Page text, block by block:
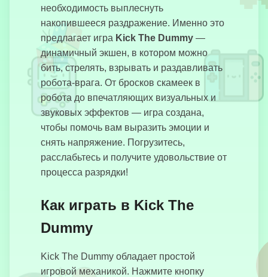
Защита
Короны
Стикмен
Паркур
Corruptbox 3
x Sprunki
необходимость выплеснуть
накопившееся раздражение. Именно это
предлагает игра Kick The Dummy —
динамичный экшен, в котором можно
бить, стрелять, взрывать и раздавливать
робота-врага. От бросков скамеек в
робота до впечатляющих визуальных и
звуковых эффектов — игра создана,
чтобы помочь вам выразить эмоции и
снять напряжение. Погрузитесь,
расслабьтесь и получите удовольствие от
процесса разрядки!
Как играть в Kick The
Dummy
Kick The Dummy обладает простой
игровой механикой. Нажмите кнопку